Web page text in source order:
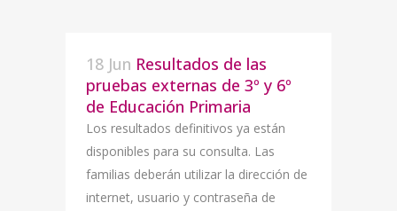
18 Jun Resultados de las
pruebas externas de 3º y 6º
de Educación Primaria
Los resultados definitivos ya están
disponibles para su consulta. Las
familias deberán utilizar la dirección de
internet, usuario y contraseña de